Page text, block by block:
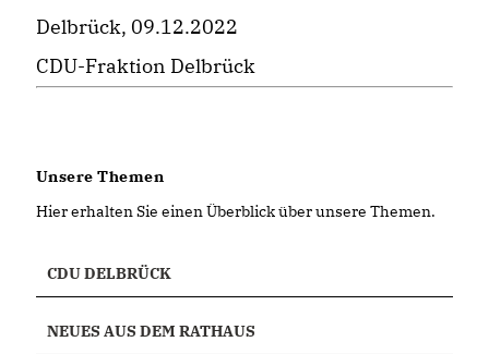
Delbrück, 09.12.2022
CDU-Fraktion Delbrück
Unsere Themen
Hier erhalten Sie einen Überblick über unsere Themen.
CDU DELBRÜCK
NEUES AUS DEM RATHAUS